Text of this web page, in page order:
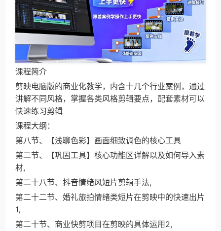
课程简介
剪映电脑版的商业化教学，内含十几个行业案例，通过
讲解不同风格，掌握各类风格剪辑要点，配套素材可以
快速练习剪辑
课程大纲：
第八节、【浅聊色彩】画面细致调色的核心工具
第二节、【巩固工具】核心功能区详解以及如何导入素
材,
第二十八节、抖音情绪风短片剪辑手法,
第二十二节、婚礼旅拍情绪类短片在剪映中的快速出片
1,
第二十节、商业快剪项目在剪映的具体运用2,